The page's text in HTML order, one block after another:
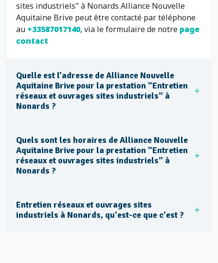
sites industriels" à Nonards Alliance Nouvelle
Aquitaine Brive peut être contacté par téléphone
au +33587017140, via le formulaire de notre page
contact
Quelle est l'adresse de Alliance Nouvelle
Aquitaine Brive pour la prestation "Entretien
réseaux et ouvrages sites industriels" à
Nonards ?
Quels sont les horaires de Alliance Nouvelle
Aquitaine Brive pour la prestation "Entretien
réseaux et ouvrages sites industriels" à
Nonards ?
Entretien réseaux et ouvrages sites
industriels à Nonards, qu'est-ce que c'est ?